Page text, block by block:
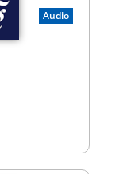
Audio